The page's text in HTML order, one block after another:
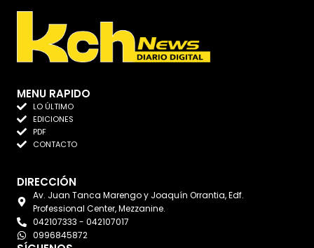
MENU RAPIDO
LO ÚLTIMO
EDICIONES
PDF
CONTACTO
DIRECCIÓN
Av. Juan Tanca Marengo y Joaquín Orrantia, Edf.
Professional Center, Mezzanine.
042107333 - 042107017
0996845872